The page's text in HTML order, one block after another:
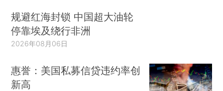
规避红海封锁 中国超大油轮
停靠埃及绕行非洲
2026年08月06日
惠誉：美国私募信贷违约率创
新高